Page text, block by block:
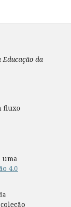
Educação da
fluxo
uma
4.0